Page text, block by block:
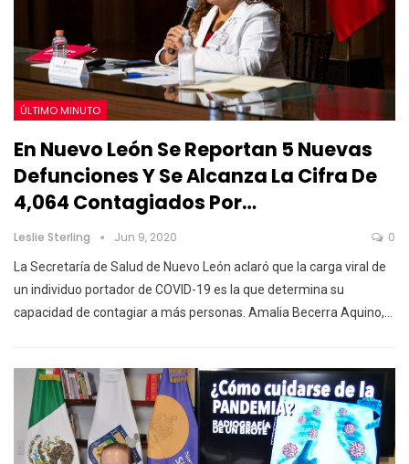
ÚLTIMO MINUTO
En Nuevo León Se Reportan 5 Nuevas
Defunciones Y Se Alcanza La Cifra De
4,064 Contagiados Por…
Leslie Sterling Jun 9, 2020 0
La Secretaría de Salud de Nuevo León aclaró que la carga viral de
un individuo portador de COVID-19 es la que determina su
capacidad de contagiar a más personas. Amalia Becerra Aquino,…